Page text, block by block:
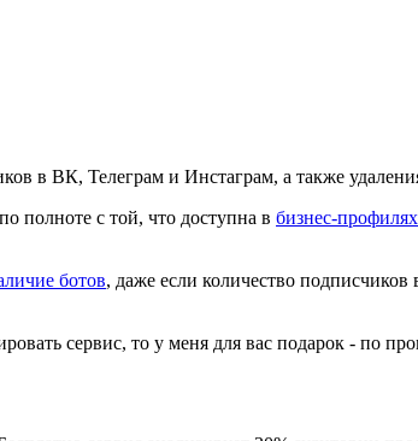
в ВК, Телеграм и Инстаграм, а также
полноте с той, что доступна в бизнес-
ботов, даже если количество
сервис, то у меня для вас подарок - по